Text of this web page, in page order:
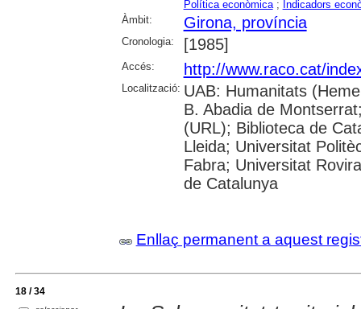
Política econòmica; Indicadors
Àmbit:
Girona, província
Cronologia: [1985]
Accés: http://www.raco.cat/
Localització: UAB: Humanitats
B. Abadia de
(URL); Biblioteca de
Lleida; Universitat
Fabra; Universitat
de Catalunya
Enllaç permanent a aquest
18 / 34